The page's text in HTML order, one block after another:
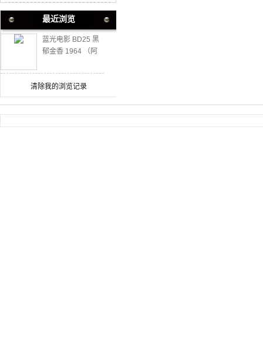
最近浏览
蓝光电影 BD25 黑
郁金香 1964 （阿
7.8分
清除我的浏览记录